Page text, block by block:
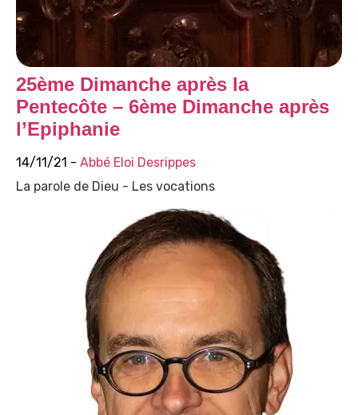
25ème Dimanche après la
Pentecôte – 6ème Dimanche après
l’Epiphanie
14/11/21 - Abbé Eloi Desrippes
La parole de Dieu - Les vocations